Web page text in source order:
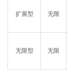
扩展型 无限
无限型 无限